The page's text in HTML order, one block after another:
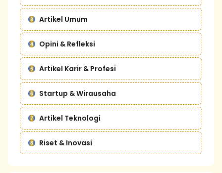
Artikel Umum
Opini & Refleksi
Artikel Karir & Profesi
Startup & Wirausaha
Artikel Teknologi
Riset & Inovasi